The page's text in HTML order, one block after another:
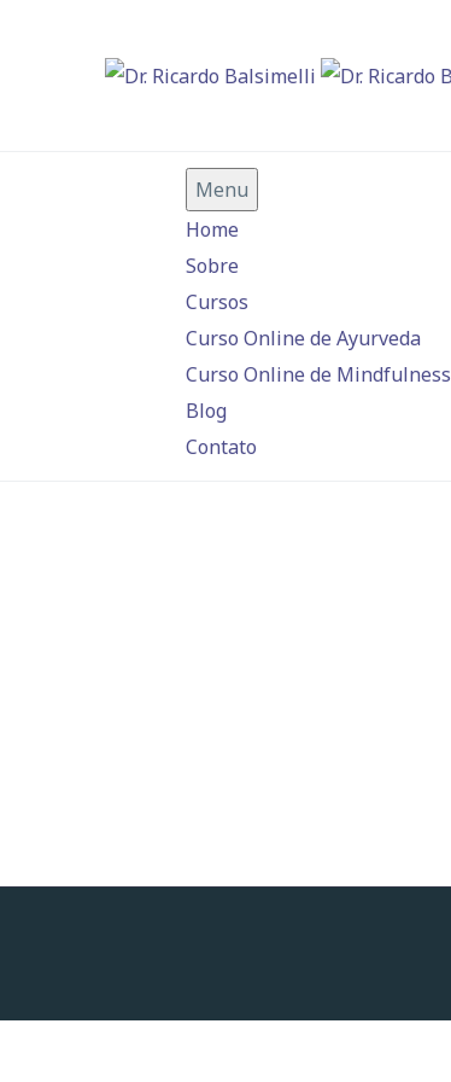
Menu
Home
Sobre
Cursos
Curso Online de Ayurveda
Curso Online de Mindfulness
Blog
Contato